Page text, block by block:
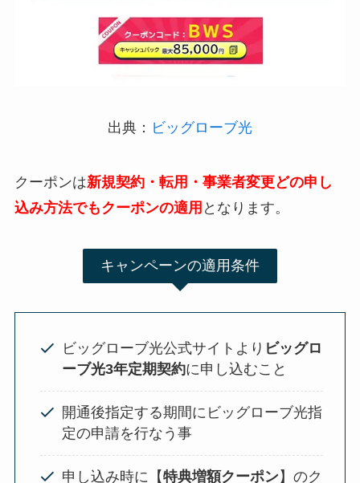
出典： ビッグローブ光
クーポンは新規契約・ 転用・事業者変更どの申し
込み方法でもクーポンの適用 となります。
キャンペーンの適用条件
ビッグローブ光公式サイトより ビッグロ
ーブ光3年定期契約に申し込むこと
開通後指定する期間にビッグローブ光指
定の申請を行なう事
申し込み時に【特典増額クーポン】のク